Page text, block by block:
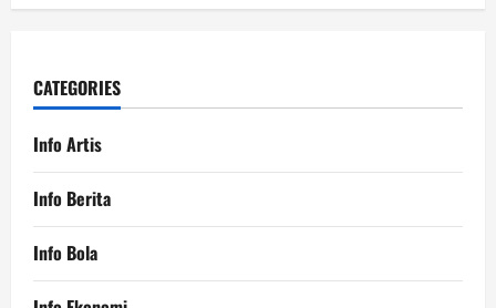
CATEGORIES
Info Artis
Info Berita
Info Bola